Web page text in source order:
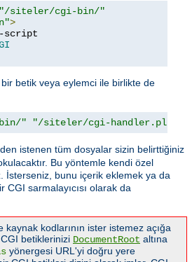
"/siteler/cgi-bin/"
>
script
betik veya eylemci ile birlikte de
" "/siteler/cgi-handler.pl"
istenen tüm dosyalar sizin belirttiğiniz
Bu yöntemle kendi özel
İsterseniz, bunu içerik eklemek ya da
CGI sarmalayıcısı olarak da
kaynak kodlarının ister istemez açığa
CGI betiklerinizi DocumentRoot altına
yönergesi URL'yi doğru yere